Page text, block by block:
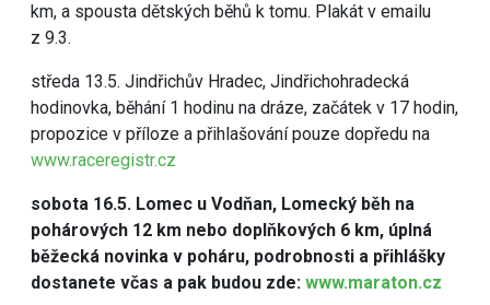
km, a spousta dětských běhů k tomu. Plakát v emailu
z 9.3.
středa 13.5. Jindřichův Hradec, Jindřichohradecká
hodinovka, běhání 1 hodinu na dráze, začátek v 17 hodin,
propozice v příloze a přihlašování pouze dopředu na
www.raceregistr.cz
sobota 16.5. Lomec u Vodňan, Lomecký běh na
pohárových 12 km nebo doplňkových 6 km, úplná
běžecká novinka v poháru, podrobnosti a přihlášky
dostanete včas a pak budou zde: www.maraton.cz